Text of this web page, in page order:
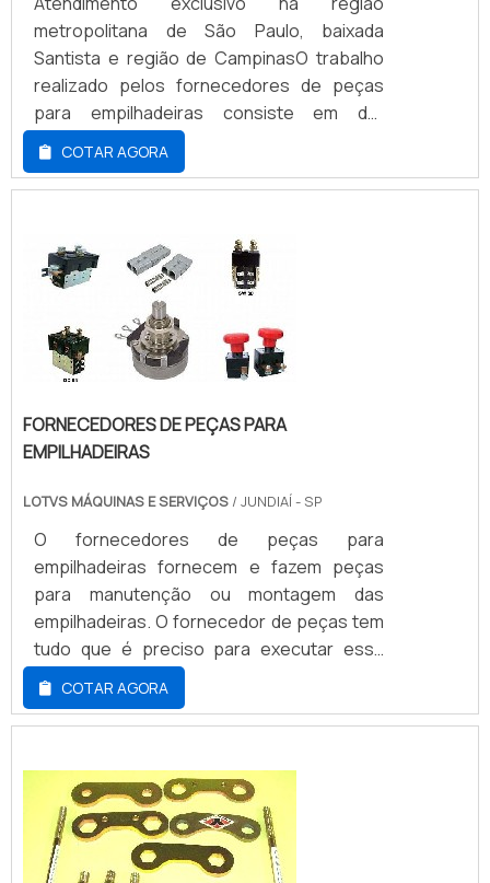
metropolitana de São Paulo, baixada
Santista e região de CampinasO trabalho
realizado pelos fornecedores de peças
para empilhadeiras consiste em dar
assistência técnica, manutenção e auxílio
para quem adquire uma máquina de carga e
descarga de mercadorias em paletes. Em
equipamento ou necessidade de
verificação das peças após muito tempo
de uso, o acionamento de profissiona...
COTAR AGORA
FORNECEDORES DE PEÇAS PARA
EMPILHADEIRAS
LOTVS MÁQUINAS E SERVIÇOS / JUNDIAÍ - SP
O fornecedores de peças para
empilhadeiras fornecem e fazem peças
para manutenção ou montagem das
empilhadeiras. O fornecedor de peças tem
tudo que é preciso para executar essa
montagem.Segue algumas peças do
catálogoAlternador;Filtro direcional;Filtro
de ar.Informações adicionaisO
sabem o potencial das nossas máquinas,
portanto eles se preocupam em auxiliar
seus clientes para fechar o melhor neg...
COTAR AGORA